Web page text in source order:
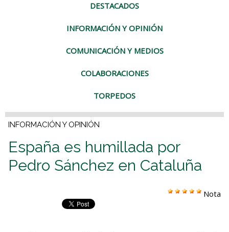
DESTACADOS
INFORMACIÓN Y OPINIÓN
COMUNICACIÓN Y MEDIOS
COLABORACIONES
TORPEDOS
INFORMACIÓN Y OPINIÓN
España es humillada por
Pedro Sánchez en Cataluña
Nota